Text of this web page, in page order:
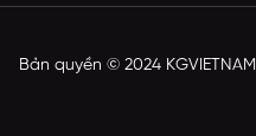
Bản quyền © 2024 KGVIETNAM